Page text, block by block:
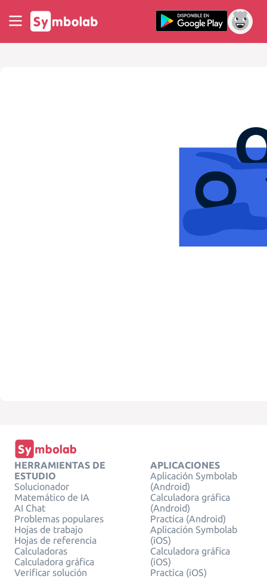
HERRAMIENTAS DE
ESTUDIO
Solucionador
Matemático de IA
AI Chat
Problemas populares
Hojas de trabajo
Hojas de referencia
Calculadoras
Calculadora gráfica
Verificar solución
APLICACIONES
Aplicación Symbolab
(Android)
Calculadora gráfica
(Android)
Practica (Android)
Aplicación Symbolab
(iOS)
Calculadora gráfica
(iOS)
Practica (iOS)